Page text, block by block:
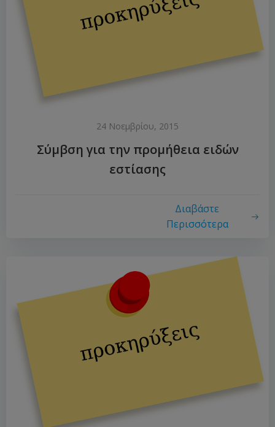
24 Νοεμβρίου, 2015
Σύμβση για την προμήθεια ειδών
εστίασης
Διαβάστε
Περισσότερα